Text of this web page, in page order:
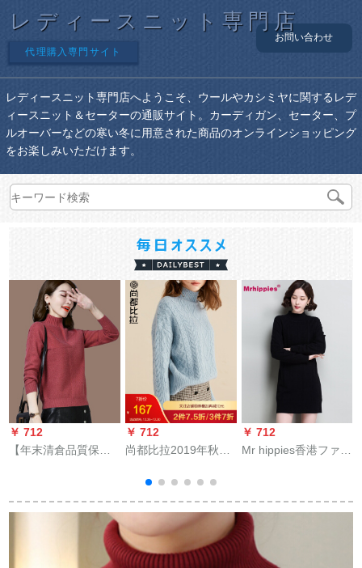
レディースニット専門店
代理購入専門サイト
お問い合わせ
レディースニット専門店へようこそ、ウールやカシミヤに関するレデ
ィースニット＆セーターの通販サイト。カーディガン、セーター、プ
ルオーバーなどの寒い冬に用意された商品のオンラインショッピング
をお楽しみいただけます。
￥ 712
【年末清倉品質保
奖106-19斤）
￥ 712
尚都比拉2019年秋冬
ジャケジット打底ニ
トリネ长袖セパレー
￥ 712
Mr hippies香港ファッ
裏ボア加厚ウ-ルシャ
ツの女性の中でロー
リングハークのセク
トを提案95-15斤